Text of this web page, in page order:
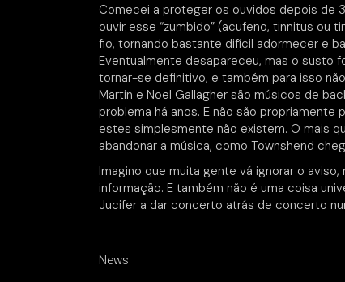
Comecei a proteger os ouvidos depois de
ouvir esse “zumbido” (acufeno, tinnitus ou
fio, tornando bastante difícil adormecer e
Eventualmente desapareceu, mas o susto
tornar-se definitivo, e também para isso
Martin e Noel Gallagher são músicos de
problema há anos. E não são
estes simplesmente não existem. O mais
abandonar a música, como Townshend
Imagino que muita gente vá ignorar o
informação. E também não é uma coisa
Jucifer a dar concerto atrás de concerto
News